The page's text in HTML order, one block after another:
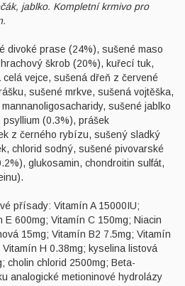
jablko. Kompletní krmivo pro
divoké prase (24%), sušené maso
škrob (20%), kuřecí tuk,
vejce, sušená dřeň z červené
sušené mrkve, sušená vojtěška,
sušené jablko
(0.3%), prášek
z černého rybízu, sušený sladký
chlorid sodný, sušené pivovarské
glukosamin, chondroitin sulfát,
přísady: Vitamín A 15000IU;
600mg; Vitamín C 150mg; Niacin
15mg; Vitamín B2 7.5mg; Vitamín
H 0.38mg; kyselina listová
cholin chlorid 2500mg; Beta-
analogické metioninové hydrolázy